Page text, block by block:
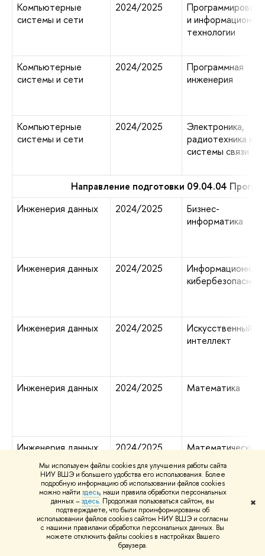
Мы используем файлы cookies для улучшения работы сайта
НИУ ВШЭ и большего удобства его использования. Более
подробную информацию об использовании файлов cookies
можно найти здесь, наши правила обработки персональных
данных –здесь. Продолжая пользоваться сайтом, вы
подтверждаете, что были проинформированы об
использовании файлов cookies сайтом НИУ ВШЭ и согласны
с нашими правилами обработки персональных данных. Вы
можете отключить файлы cookies в настройках Вашего
браузера.
✖
Компьютерные
системы и сети
2024/2025
и
технологии
Компьютерные
системы и сети
2024/2025
Программная
инженерия
Компьютерные
системы и сети
2024/2025
Электроника,
радиотехника и
системы связи
Направление подготовки 09.04.04
Инженерия данных
2024/2025
Бизнес-
информатика
Инженерия данных 2024/2025
Информационная
Инженерия данных 2024/2025
Искусственный
интеллект
Инженерия данных 2024/2025 Математика
Инженерия данных 2024/2025
Математическое
моделирование
Инженерия данных 2024/2025
и
технологии